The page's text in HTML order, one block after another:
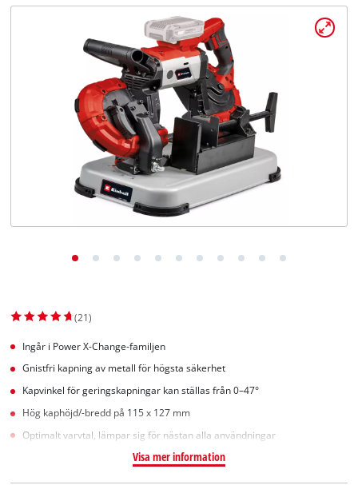
Svenska
(21)
Ingår i Power X-Change-familjen
Gnistfri kapning av metall för högsta säkerhet
Kapvinkel för geringskapningar kan ställas från 0–47°
Hög kaphöjd/-bredd på 115 x 127 mm
Optimalt varvtal, lämpar sig för nästan alla användningar
Visa mer information